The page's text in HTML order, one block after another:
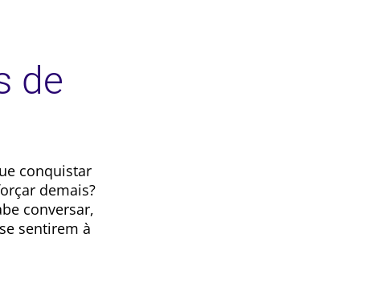
de
conquistar
demais?
conversar,
sentirem à